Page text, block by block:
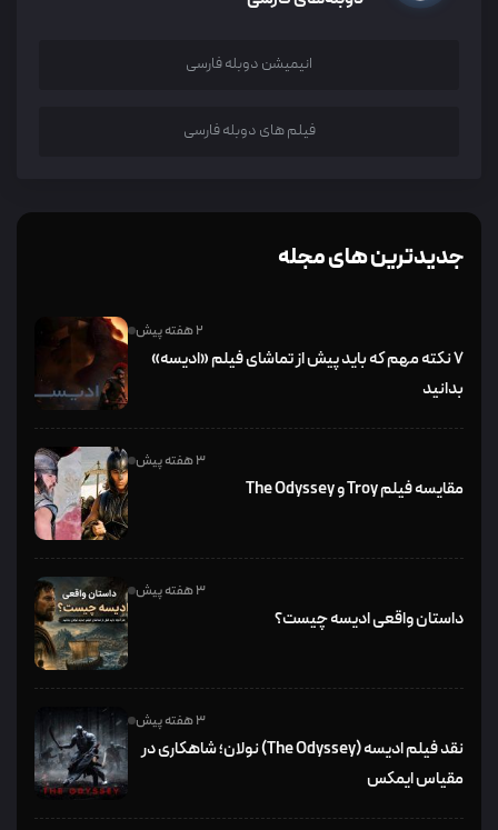
انیمیشن دوبله فارسی
فیلم های دوبله فارسی
جدیدترین های مجله
2 هفته پیش
۷ نکته مهم که باید پیش از تماشای فیلم «ادیسه»
بدانید
3 هفته پیش
مقایسه فیلم Troy و The Odyssey
3 هفته پیش
داستان واقعی ادیسه چیست؟
3 هفته پیش
نقد فیلم ادیسه (The Odyssey) نولان؛ شاهکاری در
مقیاس ایمکس